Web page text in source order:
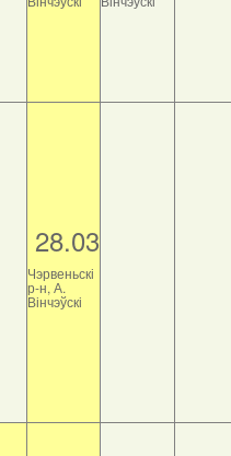
28.03
Чэрвеньскі
р-н, А.
Вінчэўскі